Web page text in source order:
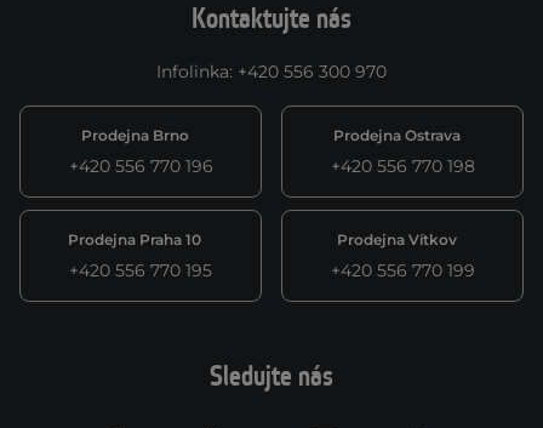
Kontaktujte nás
Infolinka: +420 556 300 970
Prodejna Brno
+420 556 770 196
Prodejna Ostrava
+420 556 770 198
Prodejna Praha 10
+420 556 770 195
Prodejna Vítkov
+420 556 770 199
Sledujte nás